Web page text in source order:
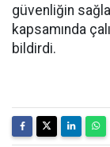
güvenliğin
kapsamında
bildirdi.